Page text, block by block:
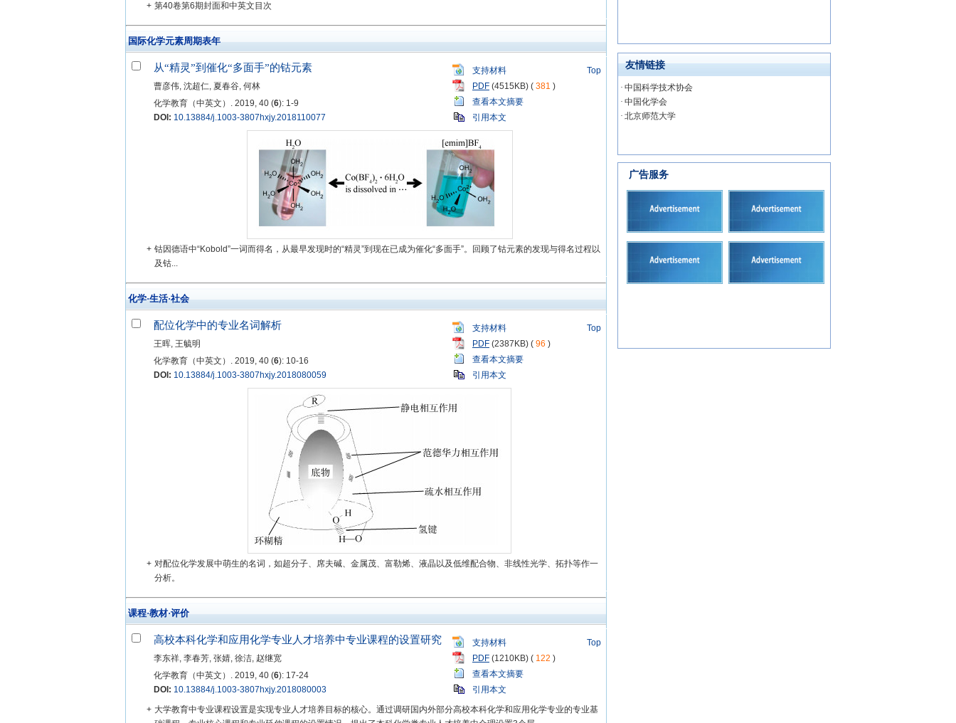
+ 第40卷第6期封面和中英文目次
国际化学元素周期表年
从“精灵”到催化“多面手”的钴元素
曹彦伟, 沈超仁, 夏春谷, 何林
化学教育（中英文）. 2019, 40 (6): 1-9
DOI: 10.13884/j.1003-3807hxjy.2018110077
支持材料
Top
PDF (4515KB) ( 381 )
查看本文摘要
引用本文
+ 钴因德语中“Kobold”一词而得名，从最早发现时的“精灵”到现在已成为催化“多面手”。回顾了钴元素的发现与得名过程以
及钴...
化学·生活·社会
配位化学中的专业名词解析
王晖, 王毓明
化学教育（中英文）. 2019, 40 (6): 10-16
DOI: 10.13884/j.1003-3807hxjy.2018080059
支持材料
Top
PDF (2387KB) ( 96 )
查看本文摘要
引用本文
+ 对配位化学发展中萌生的名词，如超分子、席夫碱、金属茂、富勒烯、液晶以及低维配合物、非线性光学、拓扑等作一
分析。
课程·教材·评价
高校本科化学和应用化学专业人才培养中专业课程的设置研究
李东祥, 李春芳, 张婧, 徐洁, 赵继宽
化学教育（中英文）. 2019, 40 (6): 17-24
DOI: 10.13884/j.1003-3807hxjy.2018080003
支持材料
Top
PDF (1210KB) ( 122 )
查看本文摘要
引用本文
+ 大学教育中专业课程设置是实现专业人才培养目标的核心。通过调研国内外部分高校本科化学和应用化学专业的专业基
友情链接
· 中国科学技术协会
· 中国化学会
· 北京师范大学
广告服务